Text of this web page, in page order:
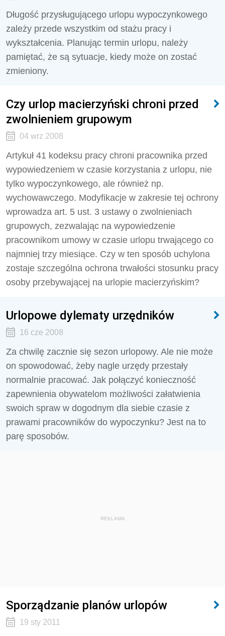
Długość przysługującego urlopu wypoczynkowego
zależy przede wszystkim od stażu pracy i
wykształcenia. Planując termin urlopu, należy
pamiętać, że są sytuacje, kiedy może on zostać
zmieniony.
Czy urlop macierzyński chroni przed
zwolnieniem grupowym
04 wrz 2008
Artykuł 41 kodeksu pracy chroni pracownika przed
wypowiedzeniem w czasie korzystania z urlopu, nie
tylko wypoczynkowego, ale również np.
wychowawczego. Modyfikacje w zakresie tej ochrony
wprowadza art. 5 ust. 3 ustawy o zwolnieniach
grupowych, zezwalając na wypowiedzenie
pracownikom umowy w czasie urlopu trwającego co
najmniej trzy miesiące. Czy w ten sposób uchylona
zostaje szczególna ochrona trwałości stosunku pracy
osoby przebywającej na urlopie macierzyńskim?
Urlopowe dylematy urzędników
16 cze 2008
Za chwilę zacznie się sezon urlopowy. Ale nie może
on spowodować, żeby nagle urzędy przestały
normalnie pracować. Jak połączyć konieczność
zapewnienia obywatelom możliwości załatwienia
swoich spraw w dogodnym dla siebie czasie z
prawami pracowników do wypoczynku? Jest na to
parę sposobów.
REKLAMA
Sporządzanie planów urlopów
19 sty 2011